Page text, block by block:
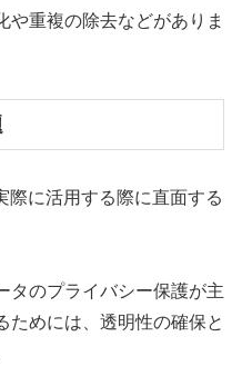
や重複の除去などがありま
際に活用する際に直面する
タのプライバシー保護が主
ためには、透明性の確保と